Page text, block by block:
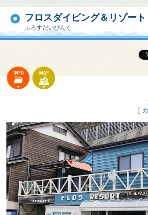
フロスダイビング＆リゾート
ふろすだいびんぐ
[